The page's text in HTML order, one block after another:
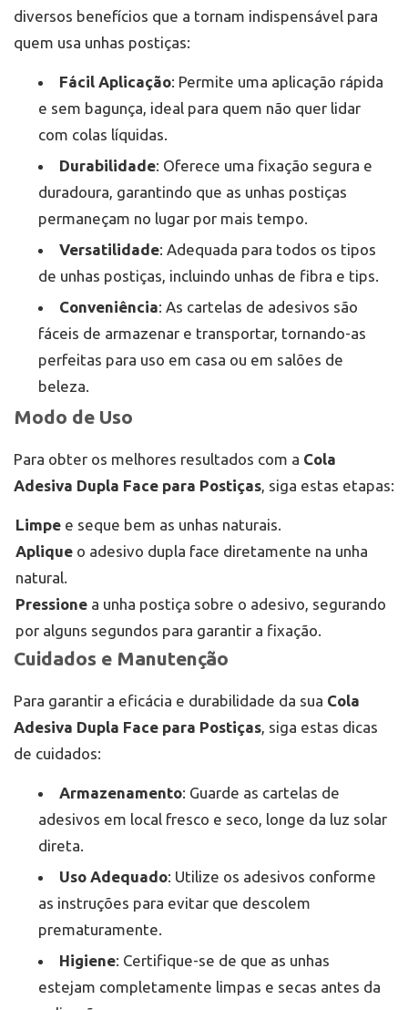
diversos benefícios que a tornam indispensável para
quem usa unhas postiças:
Fácil Aplicação: Permite uma aplicação rápida
e sem bagunça, ideal para quem não quer lidar
com colas líquidas.
Durabilidade: Oferece uma fixação segura e
duradoura, garantindo que as unhas postiças
permaneçam no lugar por mais tempo.
Versatilidade: Adequada para todos os tipos
de unhas postiças, incluindo unhas de fibra e tips.
Conveniência: As cartelas de adesivos são
fáceis de armazenar e transportar, tornando-as
perfeitas para uso em casa ou em salões de
beleza.
Modo de Uso
Para obter os melhores resultados com a Cola
Adesiva Dupla Face para Postiças, siga estas etapas:
Limpe e seque bem as unhas naturais.
Aplique o adesivo dupla face diretamente na unha
natural.
Pressione a unha postiça sobre o adesivo, segurando
por alguns segundos para garantir a fixação.
Cuidados e Manutenção
Para garantir a eficácia e durabilidade da sua Cola
Adesiva Dupla Face para Postiças, siga estas dicas
de cuidados:
Armazenamento: Guarde as cartelas de
adesivos em local fresco e seco, longe da luz solar
direta.
Uso Adequado: Utilize os adesivos conforme
as instruções para evitar que descolem
prematuramente.
Higiene: Certifique-se de que as unhas
estejam completamente limpas e secas antes da